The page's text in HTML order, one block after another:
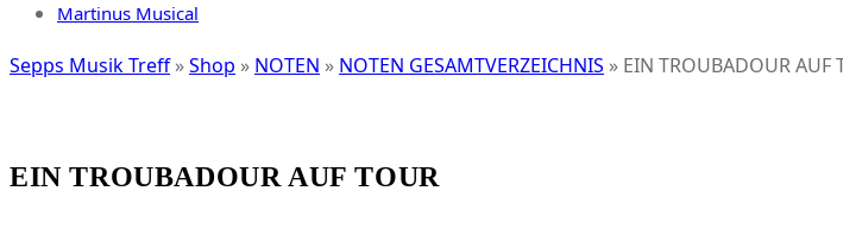
Martinus Musical
Sepps Musik Treff»Shop » NOTEN » NOTEN GESAMTVERZEICHNIS » EIN TROUBADOUR AUF
EIN TROUBADOUR AUF TOUR